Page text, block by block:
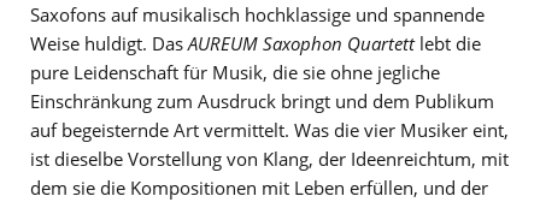
Saxofons auf musikalisch hochklassige und spannende
Weise huldigt. DasAUREUM Saxophon Quartettlebt die
pure Leidenschaft für Musik, die sie ohne jegliche
Einschränkung zum Ausdruck bringt und dem Publikum
auf begeisternde Art vermittelt. Was die vier Musiker eint,
ist dieselbe Vorstellung von Klang, der Ideenreichtum, mit
dem sie die Kompositionen mit Leben erfüllen, und der